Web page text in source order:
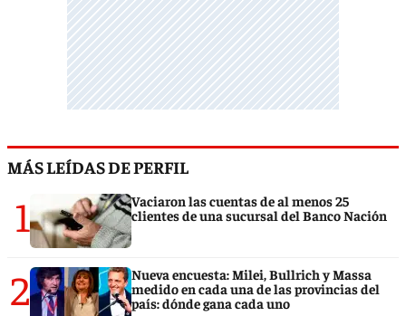
MÁS LEÍDAS DE PERFIL
1
Vaciaron las cuentas de al menos 25
clientes de una sucursal del Banco Nación
2
Nueva encuesta: Milei, Bullrich y Massa
medido en cada una de las provincias del
país: dónde gana cada uno